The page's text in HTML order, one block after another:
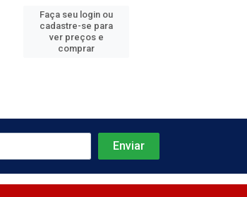
Faça seu login ou
cadastre-se para
ver preços e
comprar